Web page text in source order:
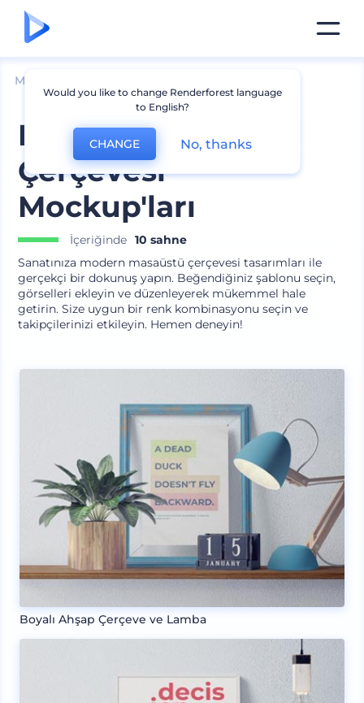
Mockuplar
Modern Masa
Çerçevesi
Mockup'ları
İçeriğinde 10 sahne
Sanatınıza modern masaüstü çerçevesi tasarımları ile
gerçekçi bir dokunuş yapın. Beğendiğiniz şablonu seçin,
görselleri ekleyin ve düzenleyerek mükemmel hale
getirin. Size uygun bir renk kombinasyonu seçin ve
takipçilerinizi etkileyin. Hemen deneyin!
Boyalı Ahşap Çerçeve ve Lamba
Would you like to change Renderforest language
to English?
CHANGE No, thanks